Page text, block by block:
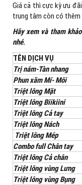
Giá cả thì cực kỳ ưu đãi
trung tâm còn có thêm
Hãy xem và tham
nhé.
TÊN DỊCH VỤ
Trị nám-Tàn nhang
Phun xăm Mí- Môi
Triệt lông Mặt
Triệt lông Biikiini
Triệt lông Cả tay
Triệt lông Nách
Triệt lông Mép
Combo full Chân tay
Triệt lông Cả chân
Triệt lông vùng Lưng
Triệt lông vùng Bụng